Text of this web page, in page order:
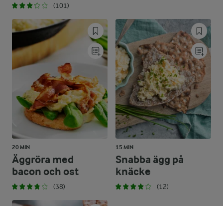
(101)
20 MIN
Äggröra med
bacon och ost
(38)
15 MIN
Snabba ägg på
knäcke
(12)